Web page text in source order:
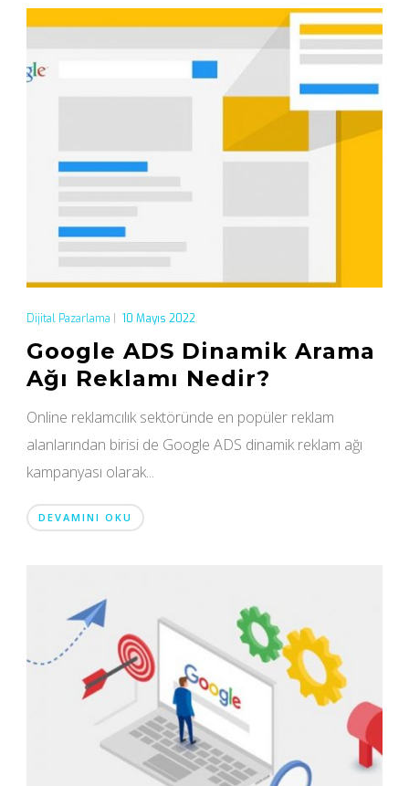
Dijital Pazarlama 10 Mayıs 2022
Google ADS Dinamik Arama
Ağı Reklamı Nedir?
Online reklamcılık sektöründe en popüler reklam
alanlarından birisi de Google ADS dinamik reklam ağı
kampanyası olarak...
DEVAMINI OKU